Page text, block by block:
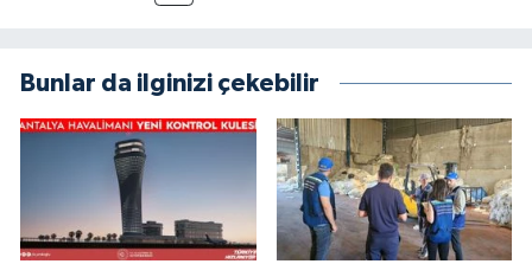
Bunlar da ilginizi çekebilir